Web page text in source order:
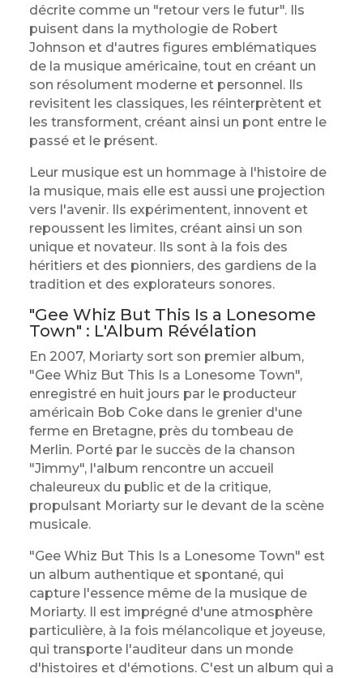
décrite comme un "retour vers le futur". Ils
puisent dans la mythologie de Robert
Johnson et d'autres figures emblématiques
de la musique américaine, tout en créant un
son résolument moderne et personnel. Ils
revisitent les classiques, les réinterprètent et
les transforment, créant ainsi un pont entre le
passé et le présent.
Leur musique est un hommage à l'histoire de
la musique, mais elle est aussi une projection
vers l'avenir. Ils expérimentent, innovent et
repoussent les limites, créant ainsi un son
unique et novateur. Ils sont à la fois des
héritiers et des pionniers, des gardiens de la
tradition et des explorateurs sonores.
"Gee Whiz But This Is a Lonesome
Town" : L'Album Révélation
En 2007, Moriarty sort son premier album,
"Gee Whiz But This Is a Lonesome Town",
enregistré en huit jours par le producteur
américain Bob Coke dans le grenier d'une
ferme en Bretagne, près du tombeau de
Merlin. Porté par le succès de la chanson
"Jimmy", l'album rencontre un accueil
chaleureux du public et de la critique,
propulsant Moriarty sur le devant de la scène
musicale.
"Gee Whiz But This Is a Lonesome Town" est
un album authentique et spontané, qui
capture l'essence même de la musique de
Moriarty. Il est imprégné d'une atmosphère
particulière, à la fois mélancolique et joyeuse,
qui transporte l'auditeur dans un monde
d'histoires et d'émotions. C'est un album qui a